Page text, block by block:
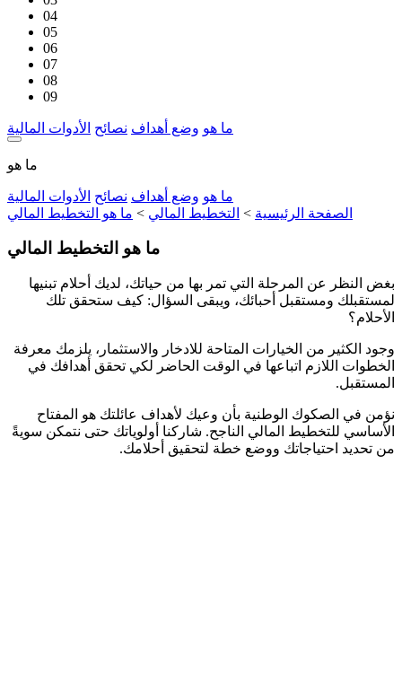
04
05
06
07
08
09
ما هو وضع أهداف نصائح الأدوات المالية
ما هو
ما هو وضع أهداف نصائح الأدوات المالية
الصفحة الرئيسية > التخطيط المالي > ما هو التخطيط المالي
ما هو التخطيط المالي
بغض النظر عن المرحلة التي تمر بها من حياتك، لديك أحلام تبنيها
لمستقبلك ومستقبل أحبائك، ويبقى السؤال: كيف ستحقق تلك
الأحلام؟
وجود الكثير من الخيارات المتاحة للادخار والاستثمار، يلزمك معرفة
الخطوات اللازم اتباعها في الوقت الحاضر لكي تحقق أهدافك في
المستقبل.
نؤمن في الصكوك الوطنية بأن وعيك لأهداف عائلتك هو المفتاح
الأساسي للتخطيط المالي الناجح. شاركنا أولوياتك حتى نتمكن سويةً
من تحديد احتياجاتك ووضع خطة لتحقيق أحلامك.